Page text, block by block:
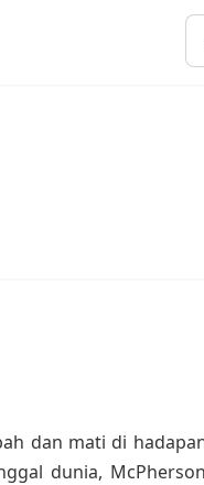
dan mati di
dunia,